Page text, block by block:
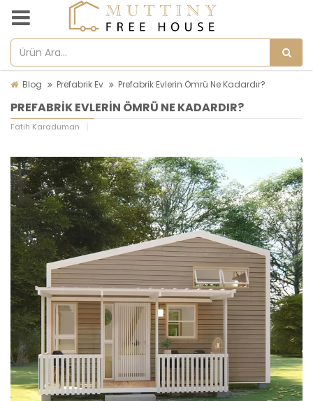
Blog Prefabrik Ev Prefabrik Evlerin Ömrü Ne Kadardır?
PREFABRIK EVLERIN ÖMRÜ NE KADARDIR?
Fatih Karaduman